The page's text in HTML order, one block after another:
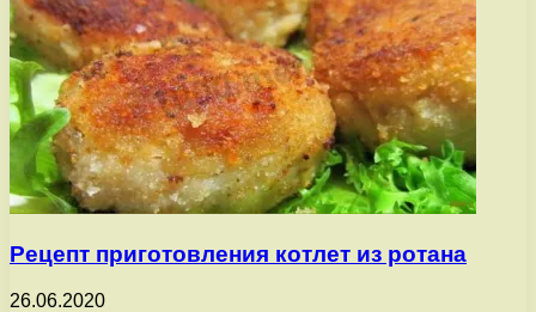
Рецепт приготовления котлет из ротана
26.06.2020